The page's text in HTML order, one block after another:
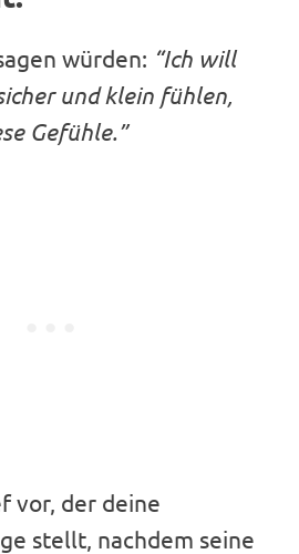
würden: “Ich will
und klein fühlen,
Gefühle.”
vor, der deine
stellt, nachdem seine